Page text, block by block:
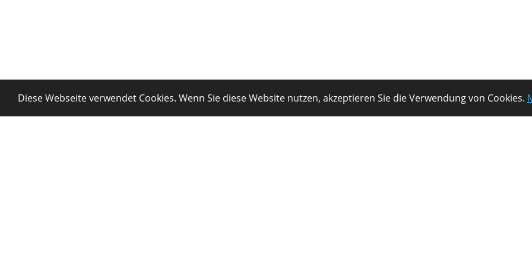
Diese Webseite verwendet Cookies. Wenn Sie diese Website nutzen, akzeptieren Sie die Verwendung von Cookies.